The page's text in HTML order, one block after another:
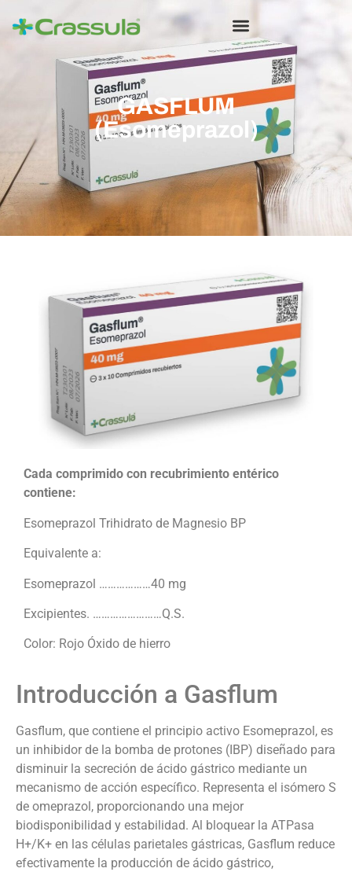
GASFLUM
(Esomeprazol)
Cada comprimido con recubrimiento entérico
contiene:
Esomeprazol Trihidrato de Magnesio BP
Equivalente a:
Esomeprazol ………………40 mg
Excipientes. ……………………Q.S.
Color: Rojo Óxido de hierro
Introducción a Gasflum
Gasflum, que contiene el principio activo Esomeprazol, es
un inhibidor de la bomba de protones (IBP) diseñado para
disminuir la secreción de ácido gástrico mediante un
mecanismo de acción específico. Representa el isómero S
de omeprazol, proporcionando una mejor
biodisponibilidad y estabilidad. Al bloquear la ATPasa
H+/K+ en las células parietales gástricas, Gasflum reduce
efectivamente la producción de ácido gástrico,